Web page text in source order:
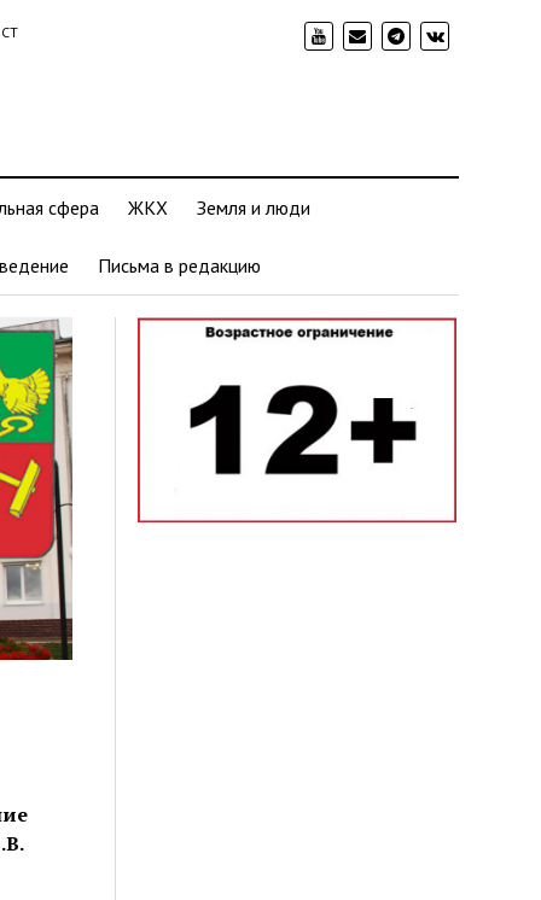
сфера ЖКХ Земля и люди
Письма в редакцию